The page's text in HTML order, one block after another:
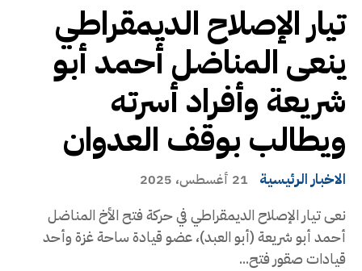
تيار الإصلاح الديمقراطي
ينعى المناضل أحمد أبو
شريعة وأفراد أسرته
ويطالب بوقف العدوان
الاخبار الرئيسية 21 أغسطس، 2025
نعى تيار الإصلاح الديمقراطي في حركة فتح الأخ المناضل
أحمد أبو شريعة (أبو العبد)، عضو قيادة ساحة غزة وأحد
قيادات صقور فتح...